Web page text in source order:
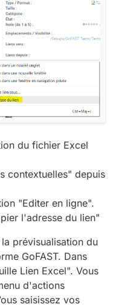
du fichier Excel
contextuelles" depuis
"Editer en ligne".
l'adresse du lien"
prévisualisation du
GoFAST. Dans
Lien Excel". Vous
d'actions
saisissez vos